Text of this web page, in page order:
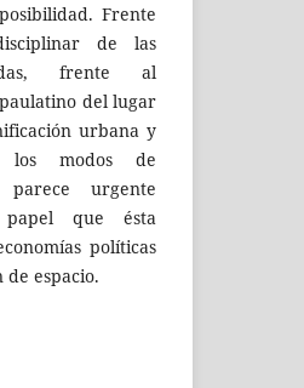
Frente
de las
frente al
del lugar
urbana y
modos de
urgente
que ésta
políticas
espacio.